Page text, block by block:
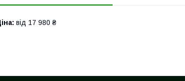
від 17 980 ₴